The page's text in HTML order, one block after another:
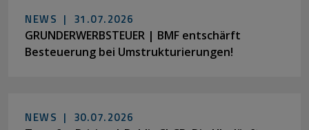
NEWS | 31.07.2026
GRUNDERWERBSTEUER | BMF entschärft
Besteuerung bei Umstrukturierungen!
NEWS | 30.07.2026